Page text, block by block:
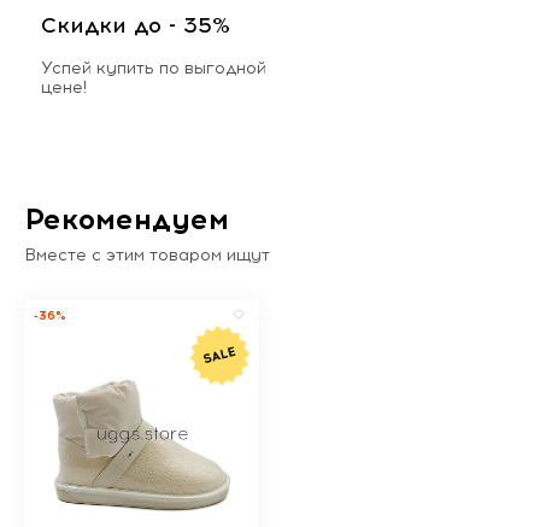
Скидки до - 35%
Успей купить по выгодной
цене!
Рекомендуем
Вместе с этим товаром ищут
-36%